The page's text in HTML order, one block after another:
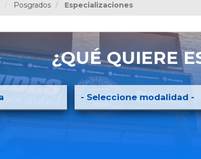
Posgrados Especializaciones
¿QUÉ QUIERE